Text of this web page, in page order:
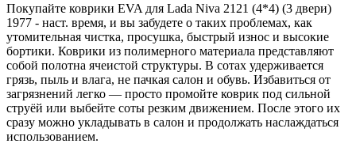
Покупайте коврики EVA для Lada Niva 2121 (4*4) (3 двери)
1977 - наст. время, и вы забудете о таких проблемах, как
утомительная чистка, просушка, быстрый износ и высокие
бортики. Коврики из полимерного материала представляют
собой полотна ячеистой структуры. В сотах удерживается
грязь, пыль и влага, не пачкая салон и обувь. Избавиться от
загрязнений легко — просто промойте коврик под сильной
струёй или выбейте соты резким движением. После этого их
сразу можно укладывать в салон и продолжать наслаждаться
использованием.